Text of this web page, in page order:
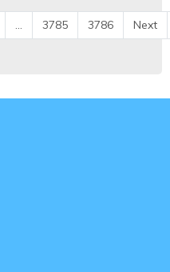
... 3785 3786 Next